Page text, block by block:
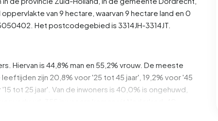
van 9 hectare, waarvan 9 hectare land en 0
Het postcodegebied is 3314JH-3314JT.
Hiervan is 44,8% man en 55,2% vrouw. De meeste
zijn 20,8% voor '25 tot 45 jaar', 19,2% voor '45
tot 25 jaar'. Van de inwoners is 40,0% is ongehuwd,